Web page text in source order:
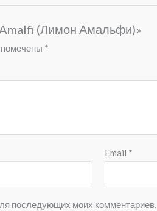
Amalfi (Лимон Амальфи)»
*
Email *
последующих моих комментариев.